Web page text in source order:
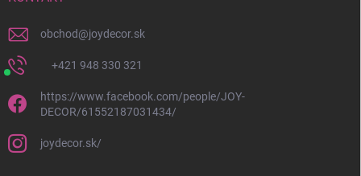
obchod@joydecor.sk
+421 948 330 321
https://www.facebook.com/people/JOY-
DECOR/61552187031434/
joydecor.sk/